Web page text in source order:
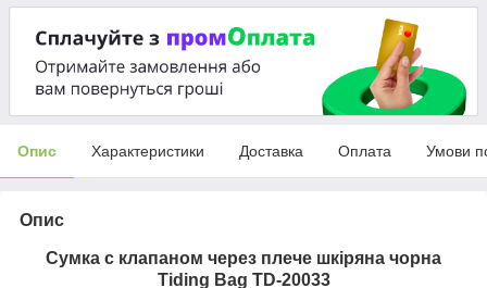
Опис Характеристики Доставка Оплата Умови
Опис
Сумка с клапаном через плече шкіряна чорна
Tiding Bag TD-20033